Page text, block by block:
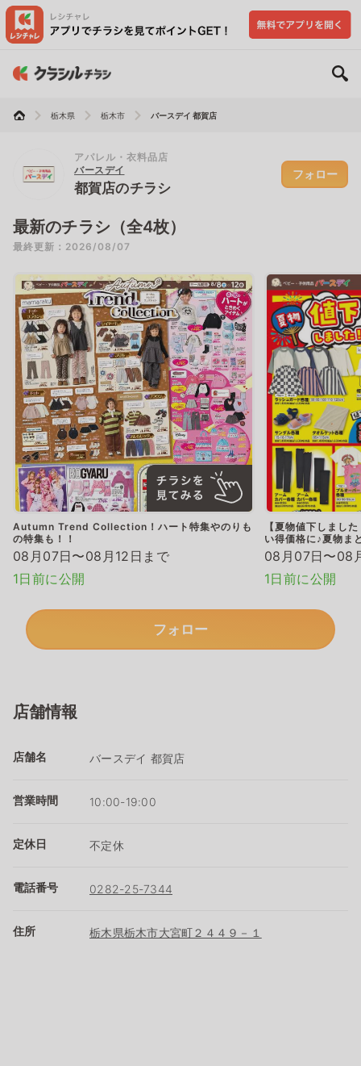
栃木県 栃木市 バースデイ 都賀店
アパレル・衣料品店
バースデイ
都賀店のチラシ
フォロー
最新のチラシ（全4枚）
最終更新：2026/08/07
Autumn Trend Collection！ハート特集やのりも
の特集も！！
08月07日〜08月12日まで
1日前に公開
【夏物値下しまし
い得価格に♪夏物ま
08月07日〜08
1日前に公開
フォロー
店舗情報
店舗名 バースデイ 都賀店
営業時間 10:00-19:00
定休日 不定休
電話番号 0282-25-7344
住所 栃木県栃木市大宮町２４４９－１